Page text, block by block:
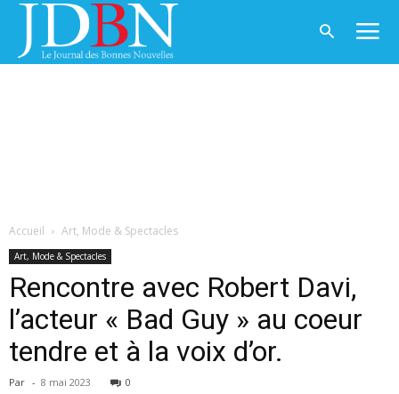
Accueil Art, Mode & Spectacles
Art, Mode & Spectacles
Rencontre avec Robert Davi,
l’acteur « Bad Guy » au coeur
tendre et à la voix d’or.
Par - 8 mai 2023 0